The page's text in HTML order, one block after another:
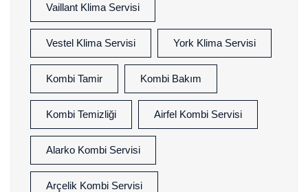
Vaillant Klima Servisi
Vestel Klima Servisi York Klima Servisi
Kombi Tamir Kombi Bakım
Kombi Temizliği Airfel Kombi Servisi
Alarko Kombi Servisi
Arçelik Kombi Servisi